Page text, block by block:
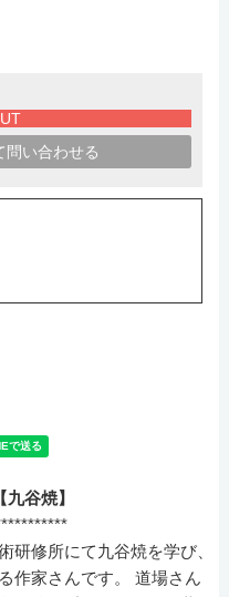
問い合わせる
谷焼】
研修所にて九谷焼を学び、
作家さんです。 道場さん